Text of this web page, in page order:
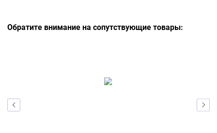
Обратите внимание на сопутствующие товары: